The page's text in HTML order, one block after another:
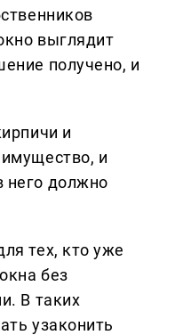
выглядит
получено, и
и
и
него должно
тех, кто уже
без
В таких
узаконить